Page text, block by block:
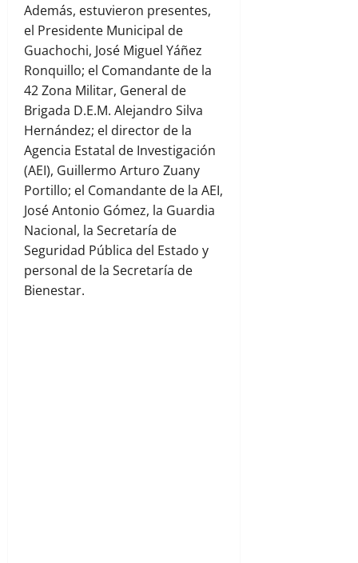
Además, estuvieron presentes,
el Presidente Municipal de
Guachochi, José Miguel Yáñez
Ronquillo; el Comandante de la
42 Zona Militar, General de
Brigada D.E.M. Alejandro Silva
Hernández; el director de la
Agencia Estatal de Investigación
(AEI), Guillermo Arturo Zuany
Portillo; el Comandante de la AEI,
José Antonio Gómez, la Guardia
Nacional, la Secretaría de
Seguridad Pública del Estado y
personal de la Secretaría de
Bienestar.